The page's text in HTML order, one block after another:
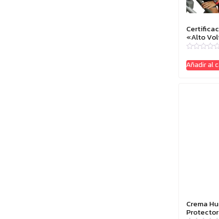
«Alto
Ruedas»
con
0
Añadir al
Crema